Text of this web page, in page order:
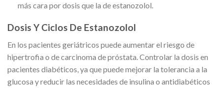
más cara por dosis que la de estanozolol.
Dosis Y Ciclos De Estanozolol
En los pacientes geriátricos puede aumentar el riesgo de
hipertrofia o de carcinoma de próstata. Controlar la dosis en
pacientes diabéticos, ya que puede mejorar la tolerancia a la
glucosa y reducir las necesidades de insulina o antidiabéticos